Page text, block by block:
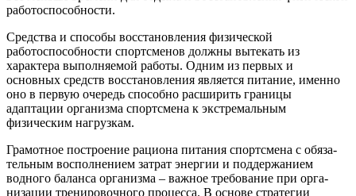
работоспособности.
Средства и способы восстановления физической
работоспособности спортсменов должны вытекать из
характера выполняемой работы. Одним из первых и
основных средств восстановления является питание, именно
оно в первую очередь способно расширить границы
адаптации организма спортсмена к экстремальным
физическим нагрузкам.
Гра­мотное построение рациона питания спортсмена с обяза­
тельным восполнением затрат энергии и поддержанием
водного баланса организма – важное требование при орга­
низации тренировочного процесса. В основе стратегии